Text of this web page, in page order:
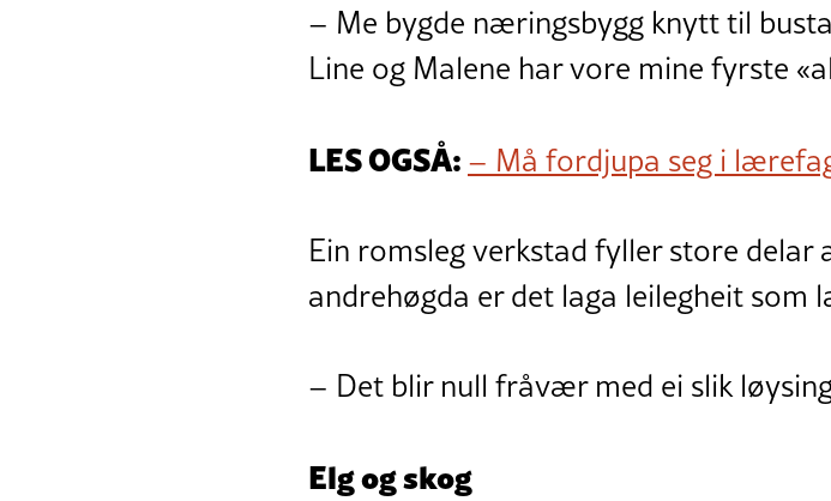
– Me bygde næringsbygg knytt til
Line og Malene har vore mine fyrste
LES OGSÅ:– Må fordjupa seg i
Ein romsleg verkstad fyller store
andrehøgda er det laga leilegheit som
– Det blir null fråvær med ei slik
Elg og skog